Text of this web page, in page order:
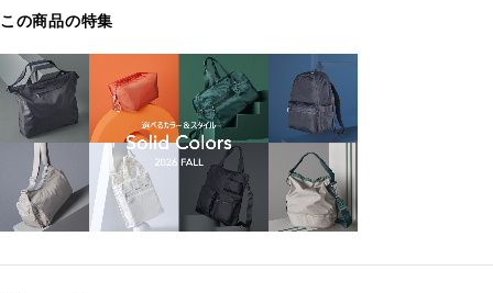
この商品の特集